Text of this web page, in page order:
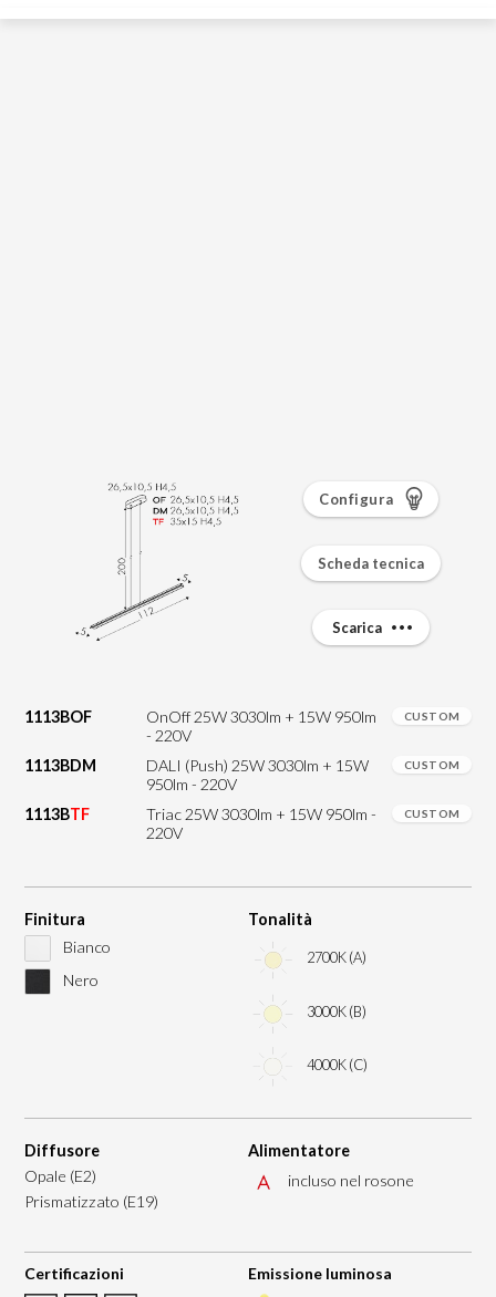
1113BOF
OnOff 25W 3030lm + 15W 950lm
- 220V
CUSTOM
1113BDM
DALI (Push) 25W 3030lm + 15W
950lm - 220V
CUSTOM
1113BTF
Triac 25W 3030lm + 15W 950lm -
220V
CUSTOM
Finitura
Bianco
Nero
Tonalità
2700K (A)
3000K (B)
4000K (C)
Diffusore
Opale (E2)
Prismatizzato (E19)
Alimentatore
incluso nel rosone
Certificazioni Emissione luminosa
Configura
Scheda tecnica
Scarica